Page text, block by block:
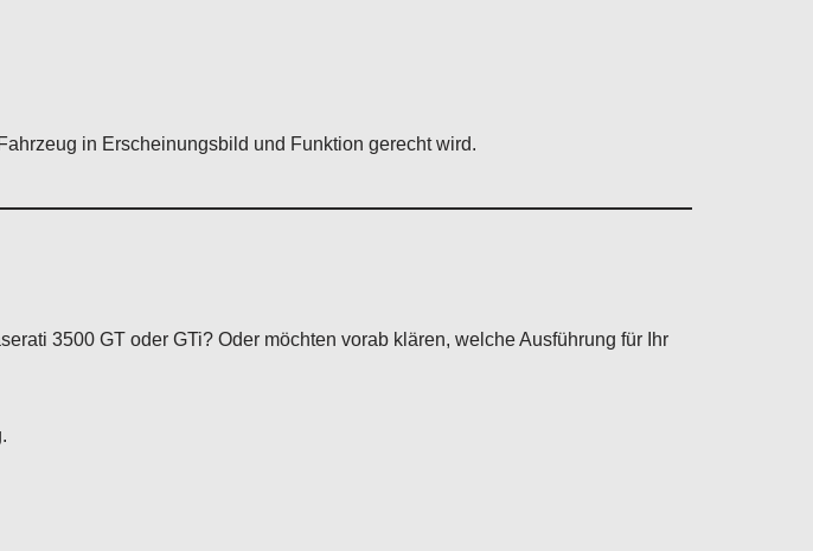
in Erscheinungsbild und Funktion gerecht wird.
3500 GT oder GTi? Oder möchten vorab klären, welche Ausführung für Ihr